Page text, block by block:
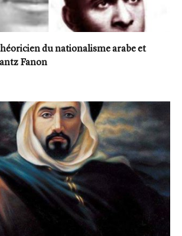
du nationalisme arabe et
Fanon